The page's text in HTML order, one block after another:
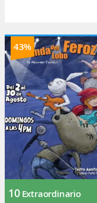
43%
10 Extraordinario